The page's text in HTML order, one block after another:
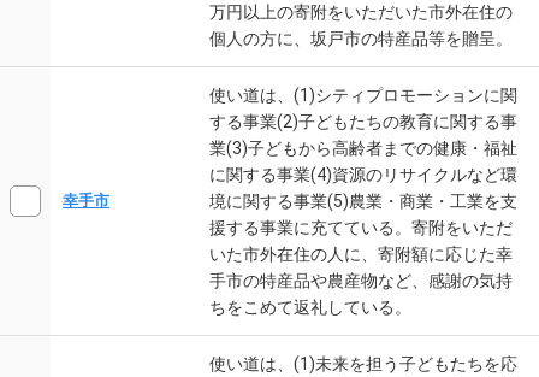
万円以上の寄附をいただいた市外在住の
個人の方に、坂戸市の特産品等を贈呈。
幸手市
使い道は、(1)シティプロモーションに関
する事業(2)子どもたちの教育に関する事
業(3)子どもから高齢者までの健康・福祉
に関する事業(4)資源のリサイクルなど環
境に関する事業(5)農業・商業・工業を支
援する事業に充てている。寄附をいただ
いた市外在住の人に、寄附額に応じた幸
手市の特産品や農産物など、感謝の気持
ちをこめて返礼している。
使い道は、(1)未来を担う子どもたちを応